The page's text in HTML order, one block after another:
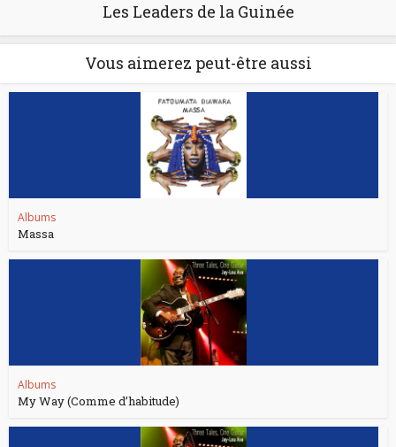
Les Leaders de la Guinée
Vous aimerez peut-être aussi
Albums
Massa
Albums
My Way (Comme d’habitude)